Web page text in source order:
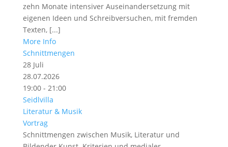
zehn Monate intensiver Auseinandersetzung mit
eigenen Ideen und Schreibversuchen, mit fremden
Texten, [...]
More Info
Schnittmengen
28 Juli
28.07.2026
19:00 - 21:00
Seidlvilla
Literatur & Musik
Vortrag
Schnittmengen zwischen Musik, Literatur und